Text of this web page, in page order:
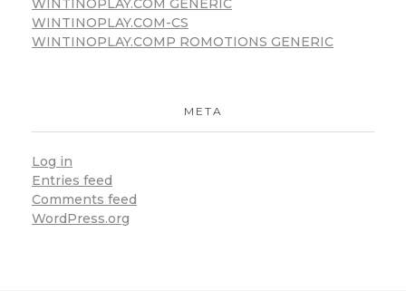
WINTINOPLAY.COM GENERIC
WINTINOPLAY.COM-CS
WINTINOPLAY.COMP ROMOTIONS GENERIC
META
Log in
Entries feed
Comments feed
WordPress.org